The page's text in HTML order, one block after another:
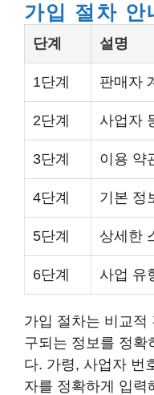
가입 절차 안
단계 설명
1단계 판매자
2단계 사업자
3단계 이용 약
4단계 기본 정
5단계 상세한
6단계 사업 유
가입 절차는 비교적
구되는 정보를 정확
다. 가령, 사업자 번
자를 정확하게 입력